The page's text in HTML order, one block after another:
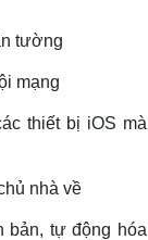
tường
mạng
thiết bị iOS mà
nhà về
bản, tự động hóa